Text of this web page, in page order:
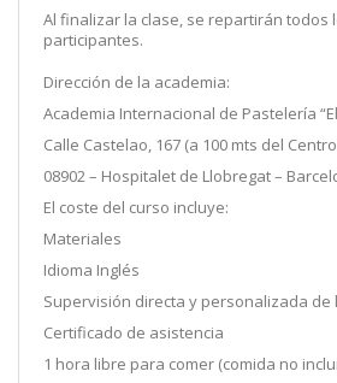
Al finalizar la clase, se repartirán todos
participantes.
Dirección de la academia:
Academia Internacional de Pastelería
Calle Castelao, 167 (a 100 mts del
08902 – Hospitalet de Llobregat –
El coste del curso incluye:
Materiales
Idioma Inglés
Supervisión directa y personalizada de
Certificado de asistencia
1 hora libre para comer (comida no